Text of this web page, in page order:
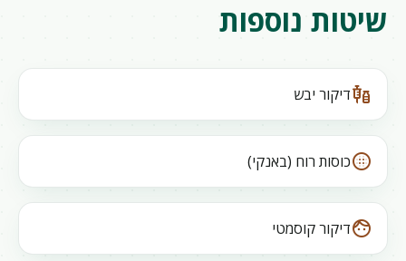
שיטות נוספות
vaccinesדיקור יבש
blur_circularכוסות רוח (באנקי)
faceדיקור קוסמטי